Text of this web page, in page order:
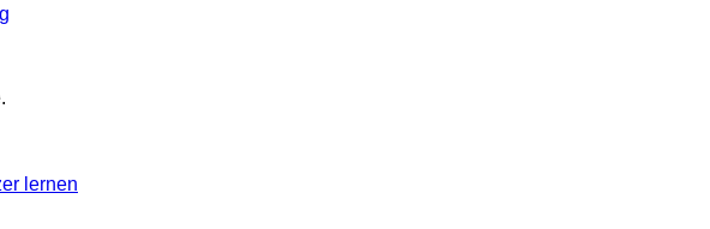
lernen